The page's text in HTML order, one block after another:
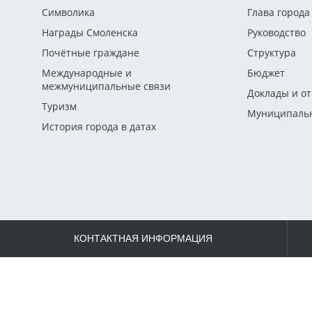
Символика
Награды Смоленска
Почётные граждане
Международные и
межмуниципальные связи
Туризм
История города в датах
Глава города
Руководство
Структура
Бюджет
Доклады и
КОНТАКТНАЯ ИНФОРМАЦИЯ